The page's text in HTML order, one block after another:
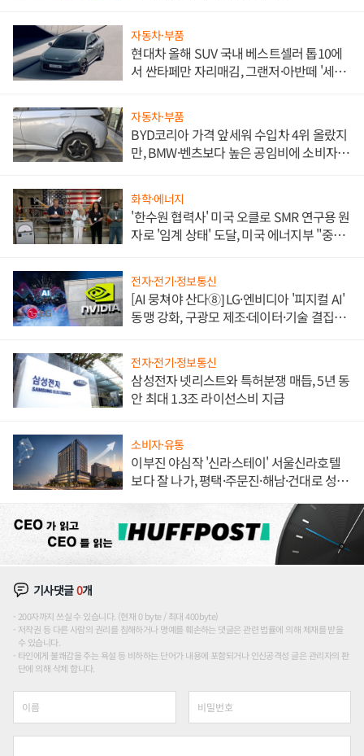
자동차·부품
현대차 올해 SUV 국내 베스트셀러 톱10에
서 싼타페만 자리매김, 그랜저·아반떼 '세단
자동차·부품
BYD코리아 가격 앞세워 수입차 4위 올랐지
만, BMW·벤츠보다 높은 공임비에 소비자
화학·에너지
'한수원 협력사' 미국 오클로 SMR 연구용 원
자로 '임계 상태' 도달, 미국 에너지부 "중요
전자·전기·정보통신
[AI 뭉쳐야 산다⑧] LG·엔비디아 '피지컬 AI'
동맹 강화, 구광모 제조·데이터·기술 결집
전자·전기·정보통신
삼성전자 넷리스트와 특허분쟁 매듭, 5년 동
안 최대 1.3조 라이선스비 지급
소비자·유통
이부진 야심작 '신라스테이' 서울신라호텔
보다 잘 나가, 평택·주문진·해남·건대로 성
기사댓글0개
200자까지 쓰실 수 있습니다. (현재 0 byte / 최대 400byte)
저작권 등 다른 사람의 권리를 침해하거나 명예를 훼손하는 댓글은 관련 법률에 의해 제재를 받을
수 있습니다.
타인에게 불쾌감을 주는 욕설 등 비하하는 단어가 내용에 포함되거나 인신공격성 글은 관리자의 판
단에 의해 삭제 합니다.